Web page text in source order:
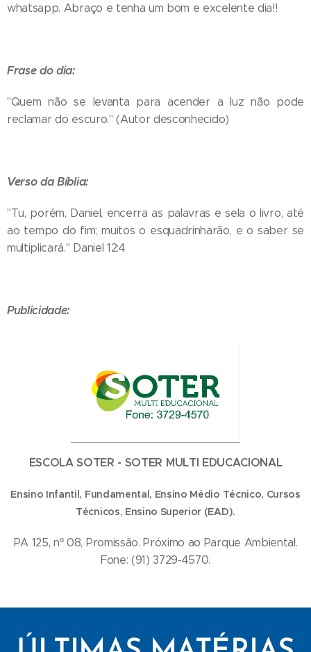
whatsapp. Abraço e tenha um bom e excelente dia!!
Frase do dia:
"Quem não se levanta para acender a luz não pode
reclamar do escuro." (Autor desconhecido)
Verso da Bíblia:
"Tu, porém, Daniel, encerra as palavras e sela o livro, até
ao tempo do fim; muitos o esquadrinharão, e o saber se
multiplicará." Daniel 12:4
Publicidade:
ESCOLA SOTER - SOTER MULTI EDUCACIONAL
Ensino Infantil, Fundamental, Ensino Médio Técnico, Cursos
Técnicos, Ensino Superior (EAD).
PA 125, nº 08, Promissão. Próximo ao Parque Ambiental.
Fone: (91) 3729-4570.